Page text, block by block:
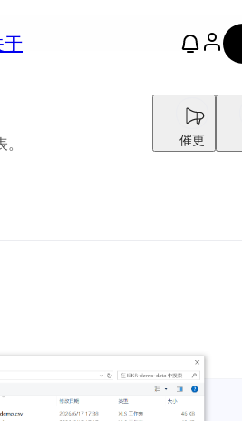
于
催更